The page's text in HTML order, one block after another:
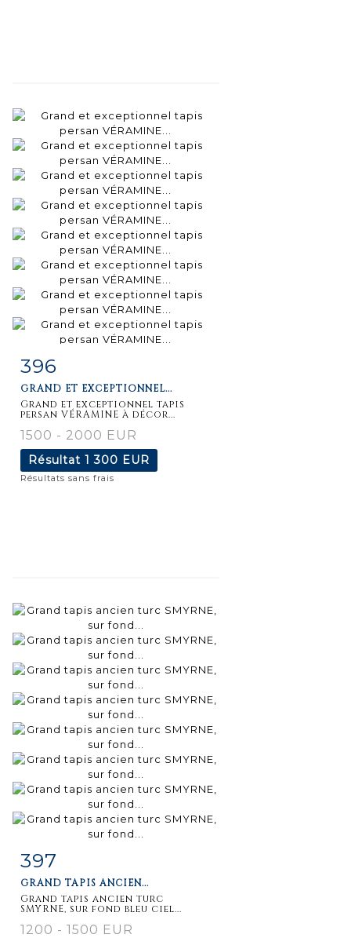
Fiche
396
GRAND ET EXCEPTIONNEL...
Grand et exceptionnel tapis
persan VÉRAMINE à décor...
1500 - 2000 EUR
Résultat 1 300 EUR
Résultats sans frais
Fiche
397
GRAND TAPIS ANCIEN...
Grand tapis ancien turc
SMYRNE, sur fond bleu ciel...
1200 - 1500 EUR